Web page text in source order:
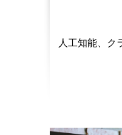
人工知能、ク